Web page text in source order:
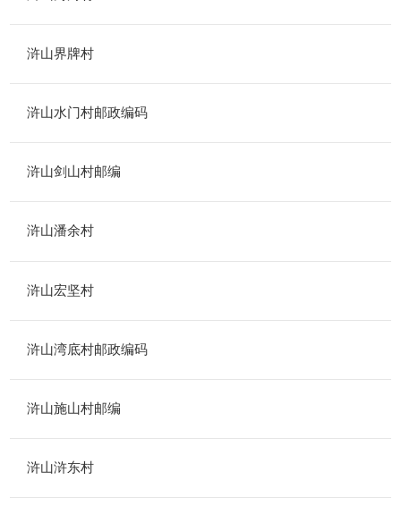
浒山界牌村
浒山水门村邮政编码
浒山剑山村邮编
浒山潘余村
浒山宏坚村
浒山湾底村邮政编码
浒山施山村邮编
浒山浒东村